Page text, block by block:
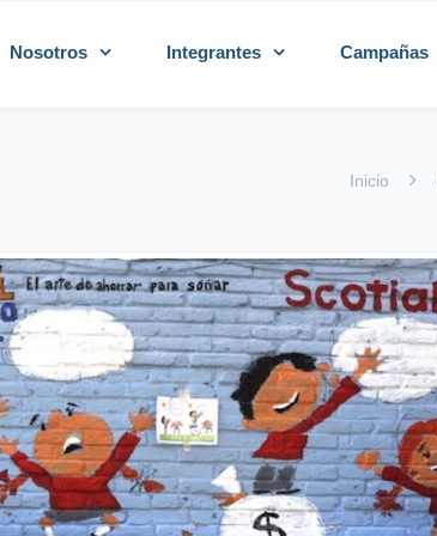
Nosotros Integrantes Campañas
Inicio